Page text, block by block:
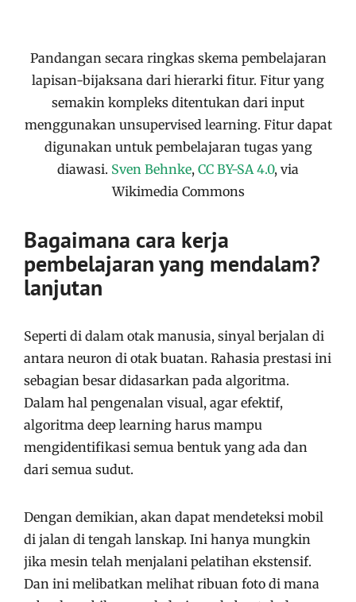
Pandangan secara ringkas skema pembelajaran
lapisan-bijaksana dari hierarki fitur. Fitur yang
semakin kompleks ditentukan dari input
menggunakan unsupervised learning. Fitur dapat
digunakan untuk pembelajaran tugas yang
diawasi. Sven Behnke, CC BY-SA 4.0, via
Wikimedia Commons
Bagaimana cara kerja
pembelajaran yang mendalam?
lanjutan
Seperti di dalam otak manusia, sinyal berjalan di
antara neuron di otak buatan. Rahasia prestasi ini
sebagian besar didasarkan pada algoritma.
Dalam hal pengenalan visual, agar efektif,
algoritma deep learning harus mampu
mengidentifikasi semua bentuk yang ada dan
dari semua sudut.
Dengan demikian, akan dapat mendeteksi mobil
di jalan di tengah lanskap. Ini hanya mungkin
jika mesin telah menjalani pelatihan ekstensif.
Dan ini melibatkan melihat ribuan foto di mana